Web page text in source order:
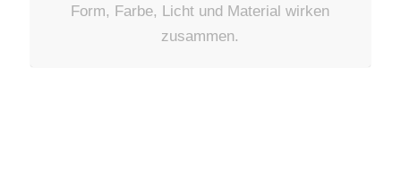
Form, Farbe, Licht und Material wirken
zusammen.